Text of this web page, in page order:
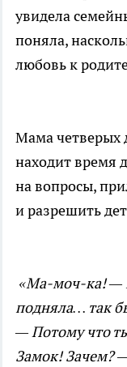
увидела
поняла,
любовь к
Мама четверых
находит время
на вопросы,
и разрешить
«Ма-моч-ка! —
подняла… так
— Потому что
Замок! Зачем?